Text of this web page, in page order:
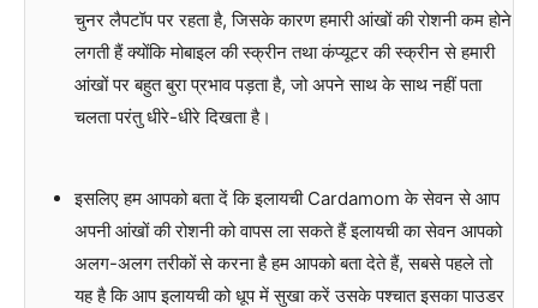
चुनर लैपटॉप पर रहता है, जिसके कारण हमारी आंखों की रोशनी कम होने
लगती हैं क्योंकि मोबाइल की स्क्रीन तथा कंप्यूटर की स्क्रीन से हमारी
आंखों पर बहुत बुरा प्रभाव पड़ता है, जो अपने साथ के साथ नहीं पता
चलता परंतु धीरे-धीरे दिखता है।
इसलिए हम आपको बता दें कि इलायची Cardamom के सेवन से आप
अपनी आंखों की रोशनी को वापस ला सकते हैं इलायची का सेवन आपको
अलग-अलग तरीकों से करना है हम आपको बता देते हैं, सबसे पहले तो
यह है कि आप इलायची को धूप में सुखा करें उसके पश्चात इसका पाउडर